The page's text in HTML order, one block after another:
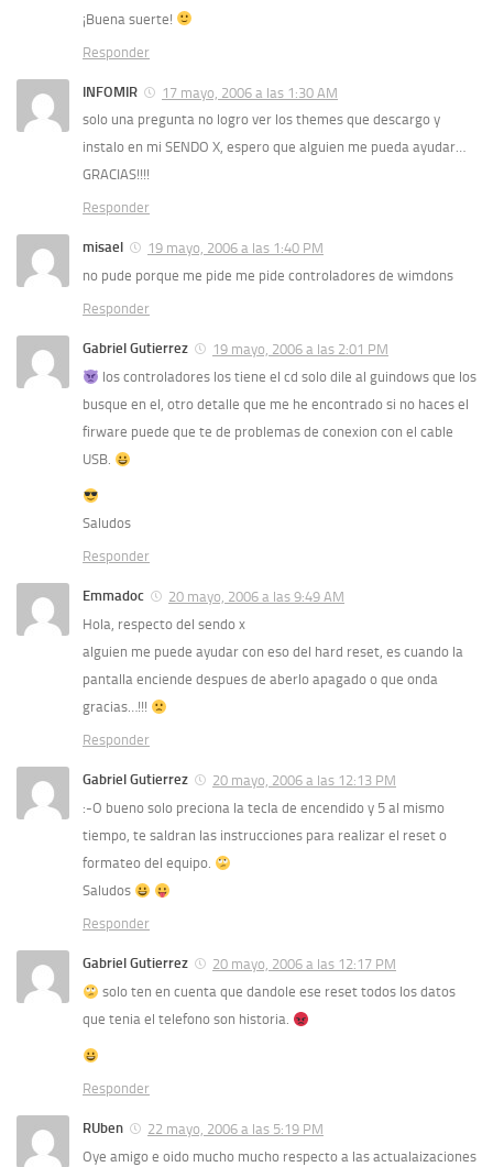
¡Buena suerte!
Responder
INFOMIR
17 mayo, 2006 a las 1:30 AM
solo una pregunta no logro ver los themes que descargo y
instalo en mi SENDO X, espero que alguien me pueda ayudar…
GRACIAS!!!!
Responder
misael
19 mayo, 2006 a las 1:40 PM
no pude porque me pide me pide controladores de wimdons
Responder
Gabriel Gutierrez
19 mayo, 2006 a las 2:01 PM
los controladores los tiene el cd solo dile al guindows que los
busque en el, otro detalle que me he encontrado si no haces el
firware puede que te de problemas de conexion con el cable
USB.
Saludos
Responder
Emmadoc
20 mayo, 2006 a las 9:49 AM
Hola, respecto del sendo x
alguien me puede ayudar con eso del hard reset, es cuando la
pantalla enciende despues de aberlo apagado o que onda
gracias…!!!
Responder
Gabriel Gutierrez
20 mayo, 2006 a las 12:13 PM
:-O bueno solo preciona la tecla de encendido y 5 al mismo
tiempo, te saldran las instrucciones para realizar el reset o
formateo del equipo.
Saludos
Responder
Gabriel Gutierrez
20 mayo, 2006 a las 12:17 PM
solo ten en cuenta que dandole ese reset todos los datos
que tenia el telefono son historia.
Responder
RUben
22 mayo, 2006 a las 5:19 PM
Oye amigo e oido mucho mucho respecto a las actualaizaciones